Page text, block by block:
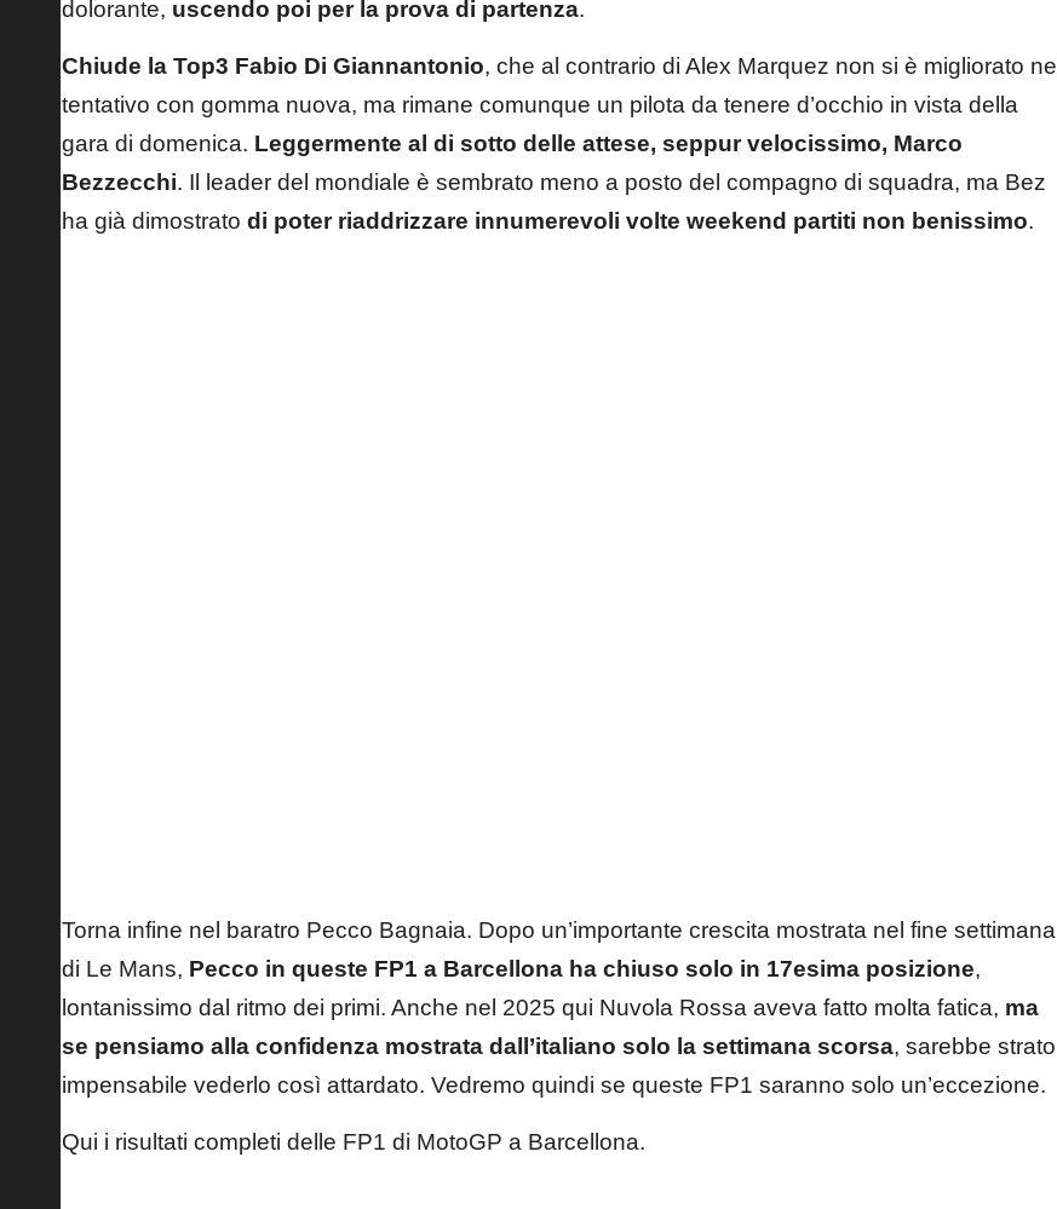
dolorante, uscendo poi per la prova di partenza.
Chiude la Top3 Fabio Di Giannantonio, che al contrario di Alex Marquez non si è migliorato nel
tentativo con gomma nuova, ma rimane comunque un pilota da tenere d’occhio in vista della
gara di domenica. Leggermente al di sotto delle attese, seppur velocissimo, Marco
Bezzecchi. Il leader del mondiale è sembrato meno a posto del compagno di squadra, ma Bez
ha già dimostrato di poter riaddrizzare innumerevoli volte weekend partiti non benissimo.
Torna infine nel baratro Pecco Bagnaia. Dopo un’importante crescita mostrata nel fine settimana
di Le Mans, Pecco in queste FP1 a Barcellona ha chiuso solo in 17esima posizione,
lontanissimo dal ritmo dei primi. Anche nel 2025 qui Nuvola Rossa aveva fatto molta fatica, ma
se pensiamo alla confidenza mostrata dall’italiano solo la settimana scorsa, sarebbe strato
impensabile vederlo così attardato. Vedremo quindi se queste FP1 saranno solo un’eccezione.
Qui i risultati completi delle FP1 di MotoGP a Barcellona.